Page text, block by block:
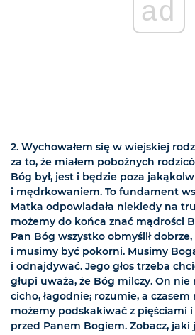
ad
2. Wychowałem się w wiejskiej
za to, że miałem pobożnych
Bóg był, jest i będzie poza
i mędrkowaniem. To fundament
Matka odpowiadała niekiedy na
możemy do końca znać mądrości
Pan Bóg wszystko obmyślił
i musimy być pokorni. Musimy
i odnajdywać. Jego głos trzeba
głupi uważa, że Bóg milczy. On
cicho, łagodnie; rozumie, a
możemy podskakiwać z pięściami
przed Panem Bogiem. Zobacz, jaki